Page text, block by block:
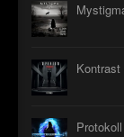
Kontrast